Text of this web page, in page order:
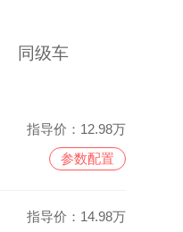
同级车
指导价： 12.98万
参数配置
指导价： 14.98万